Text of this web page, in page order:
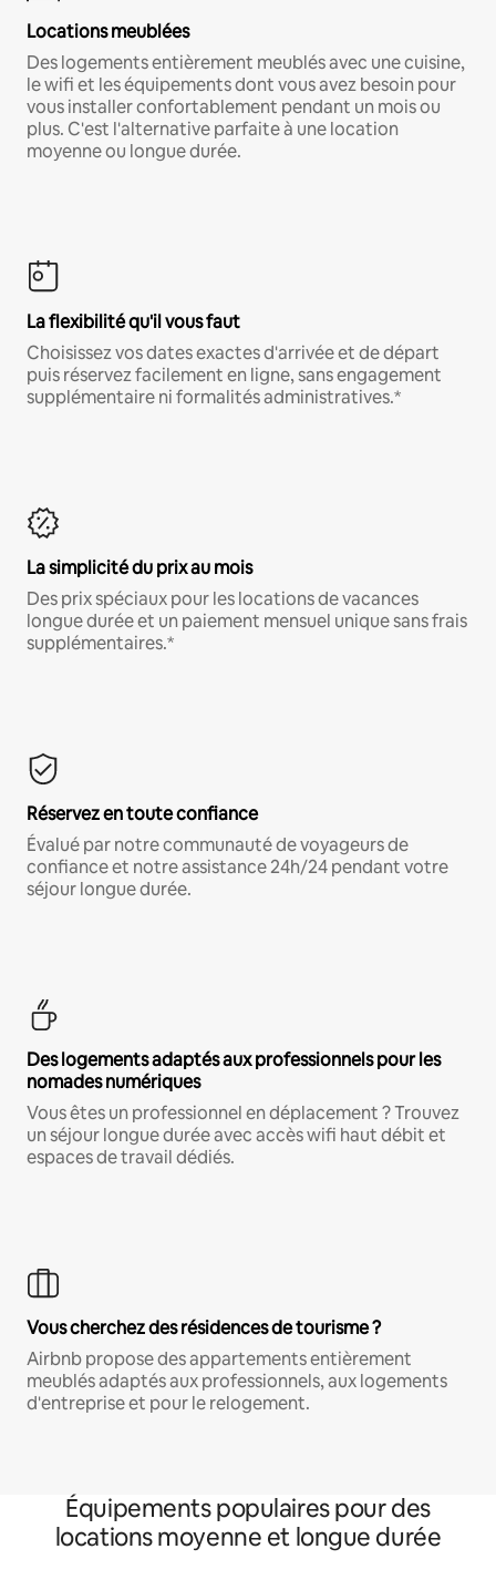
Locations meublées
Des logements entièrement meublés avec une cuisine,
le wifi et les équipements dont vous avez besoin pour
vous installer confortablement pendant un mois ou
plus. C'est l'alternative parfaite à une location
moyenne ou longue durée.
La flexibilité qu'il vous faut
Choisissez vos dates exactes d'arrivée et de départ
puis réservez facilement en ligne, sans engagement
supplémentaire ni formalités administratives.*
La simplicité du prix au mois
Des prix spéciaux pour les locations de vacances
longue durée et un paiement mensuel unique sans frais
supplémentaires.*
Réservez en toute confiance
Évalué par notre communauté de voyageurs de
confiance et notre assistance 24h/24 pendant votre
séjour longue durée.
Des logements adaptés aux professionnels pour les
nomades numériques
Vous êtes un professionnel en déplacement ? Trouvez
un séjour longue durée avec accès wifi haut débit et
espaces de travail dédiés.
Vous cherchez des résidences de tourisme ?
Airbnb propose des appartements entièrement
meublés adaptés aux professionnels, aux logements
d'entreprise et pour le relogement.
Équipements populaires pour des
locations moyenne et longue durée